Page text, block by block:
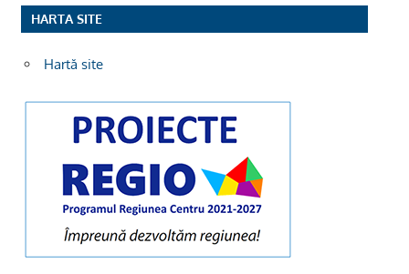
HARTA SITE
Hartă site